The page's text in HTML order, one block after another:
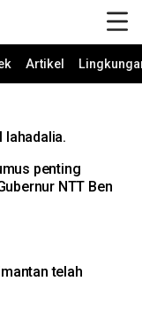
Artikel
lahadalia.
penting
NTT Ben
telah